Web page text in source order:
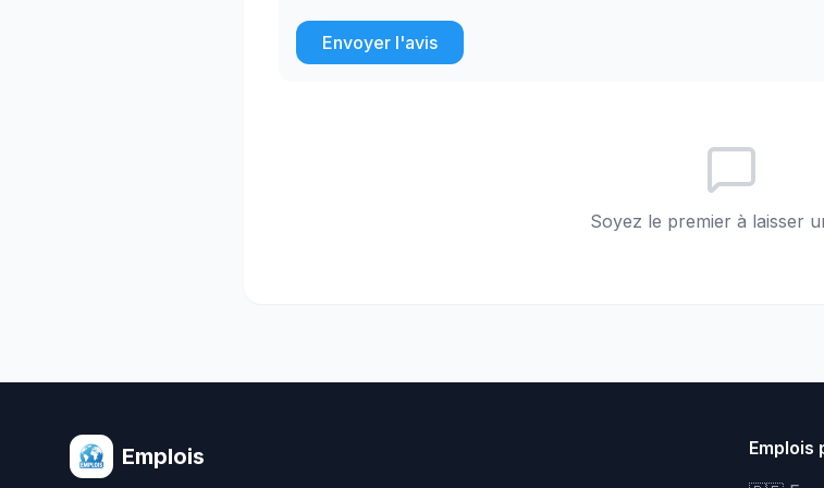
Envoyer l'avis
Soyez le premier à laisser
Emplois
Emplois